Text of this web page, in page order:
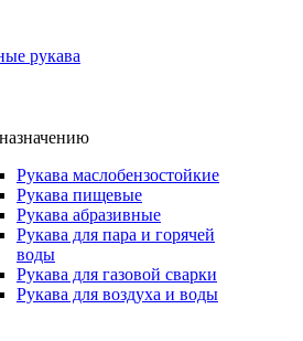
рукава
Рукава маслобензостойкие
Рукава пищевые
Рукава абразивные
Рукава для пара и горячей
воды
Рукава для газовой сварки
Рукава для воздуха и воды